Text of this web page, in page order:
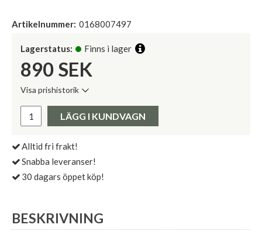
Artikelnummer: 0168007497
Lagerstatus: Finns i lager
890 SEK
Visa prishistorik
Pris:
LÄGG I KUNDVAGN
Alltid fri frakt!
Snabba leveranser!
30 dagars öppet köp!
BESKRIVNING